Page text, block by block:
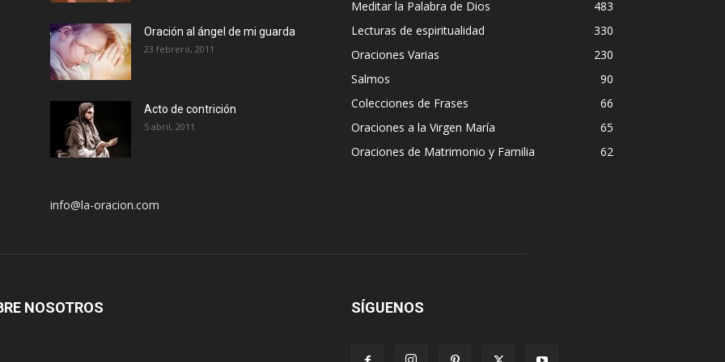
Oración al ángel de mi guarda
23 febrero, 2011
Acto de contrición
5 abril, 2011
info@la-oracion.com
Meditar la Palabra de Dios
483
Lecturas de espiritualidad
330
Oraciones Varias
230
Salmos
90
Colecciones de Frases
66
Oraciones a la Virgen María
65
Oraciones de Matrimonio y Familia
62
NOSOTROS SÍGUENOS